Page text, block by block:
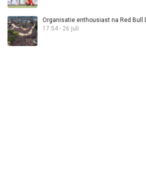
Organisatie enthousiast na Red Bull
17:54 - 26 juli